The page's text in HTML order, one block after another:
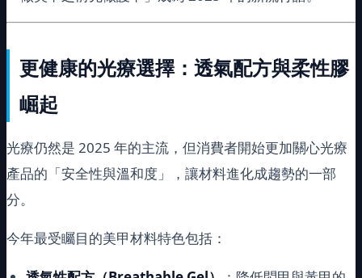
更健康的光療選擇：透氣配方與柔性膠
崛起
光療仍然是 2025 年的主流，但消費者開始更加關心光療
產品的「安全性與溫和度」，讓材料進化成趨勢的一部
分。
今年最受矚目的美甲材料特色包括：